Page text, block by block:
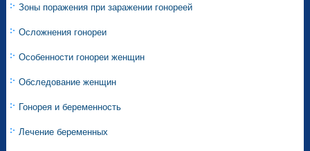
Зоны поражения при заражении гонореей
Осложнения гонореи
Особенности гонореи женщин
Обследование женщин
Гонорея и беременность
Лечение беременных